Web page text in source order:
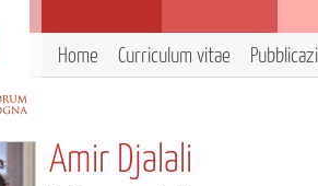
Home Curriculum vitae
Amir Djalali